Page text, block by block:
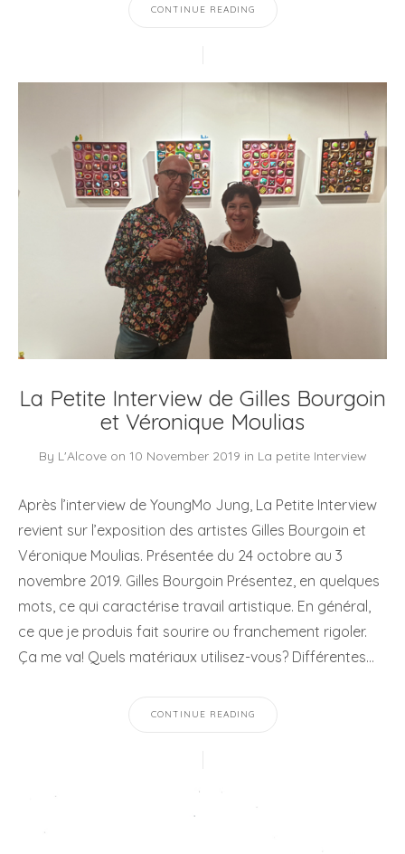
CONTINUE READING
La Petite Interview de Gilles Bourgoin
et Véronique Moulias
By L'Alcoveon 10 November 2019 in La petite Interview
Après l’interview de YoungMo Jung, La Petite Interview
revient sur l’exposition des artistes Gilles Bourgoin et
Véronique Moulias. Présentée du 24 octobre au 3
novembre 2019. Gilles Bourgoin Présentez, en quelques
mots, ce qui caractérise travail artistique. En général,
ce que je produis fait sourire ou franchement rigoler.
Ça me va! Quels matériaux utilisez-vous? Différentes…
CONTINUE READING